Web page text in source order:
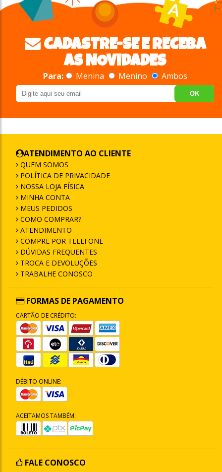
CADASTRE-SE E RECEBA
AS NOVIDADES
Para: Menina Menino Ambos
OK
ATENDIMENTO AO CLIENTE
QUEM SOMOS
POLÍTICA DE PRIVACIDADE
NOSSA LOJA FÍSICA
MINHA CONTA
MEUS PEDIDOS
COMO COMPRAR?
ATENDIMENTO
COMPRE POR TELEFONE
DÚVIDAS FREQUENTES
TROCA E DEVOLUÇÕES
TRABALHE CONOSCO
FORMAS DE PAGAMENTO
CARTÃO DE CRÉDITO:
DÉBITO ONLINE:
ACEITAMOS TAMBÉM:
FALE CONOSCO